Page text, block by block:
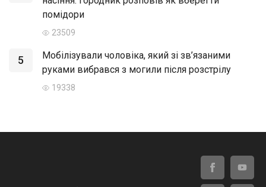
помідори
23509
5
Мобілізували чоловіка, який зі зв’язаними
руками вибрався з могили після розстрілу
19338